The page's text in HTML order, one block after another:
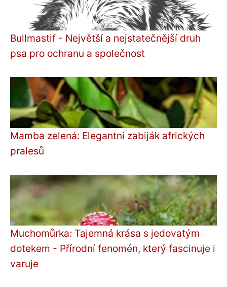
Bullmastif - Největší a nejstatečnější druh
psa pro ochranu a společnost
Mamba zelená: Elegantní zabiják afrických
pralesů
Muchomůrka: Tajemná krása s jedovatým
dotekem - Přírodní fenomén, který fascinuje i
varuje